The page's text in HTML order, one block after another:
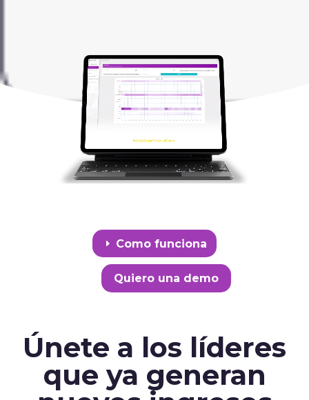
Como funciona
Quiero una demo
Únete a los líderes
que ya generan